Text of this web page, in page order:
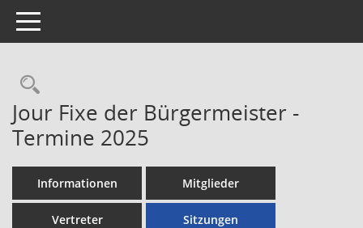
Toggle navigation
Rechercheauswahl
Jour Fixe der Bürgermeister -
Termine 2025
Informationen Mitglieder
Vertreter Sitzungen